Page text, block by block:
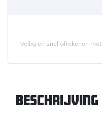
Veilig en snel afrekenen met
Beschrijving